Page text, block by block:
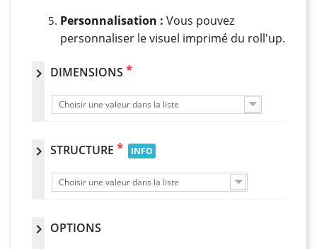
Personnalisation : Vous pouvez
personnaliser le visuel imprimé du roll'up.
chevron_right DIMENSIONS *
Choisir une valeur dans la liste
chevron_right STRUCTURE * INFO
Choisir une valeur dans la liste
chevron_right OPTIONS